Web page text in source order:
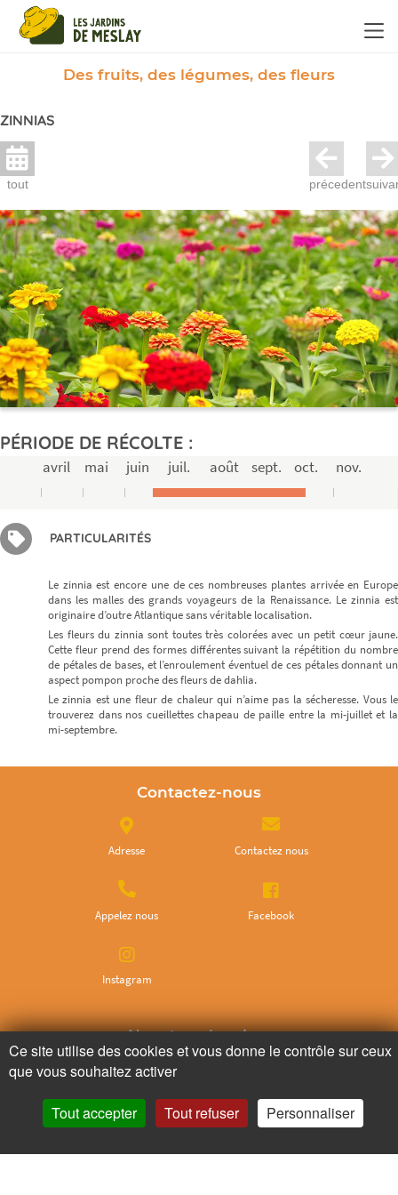
Des fruits, des légumes, des fleurs
ZINNIAS
tout précedent
PÉRIODE DE RÉCOLTE :
avril mai juin juil. août sept. oct. nov.
PARTICULARITÉS
Le zinnia est encore une de ces nombreuses plantes arrivée en Europe
dans les malles des grands voyageurs de la Renaissance. Le zinnia est
originaire d’outre Atlantique sans véritable localisation.
Les fleurs du zinnia sont toutes très colorées avec un petit cœur jaune.
Cette fleur prend des formes différentes suivant la répétition du nombre
de pétales de bases, et l’enroulement éventuel de ces pétales donnant un
aspect pompon proche des fleurs de dahlia.
Le zinnia est une fleur de chaleur qui n’aime pas la sécheresse. Vous le
trouverez dans nos cueillettes chapeau de paille entre la mi-juillet et la
mi-septembre.
Contactez-nous
Adresse Contactez nous
Appelez nous Facebook
Instagram
Ne ratez plus rien,
Abonnez-vous à notre newsletter
Je m’inscris
Panneau de gestion des cookies
Ce site utilise des cookies et vous donne le contrôle sur ceux
que vous souhaitez activer
Tout accepter Tout refuser Personnaliser